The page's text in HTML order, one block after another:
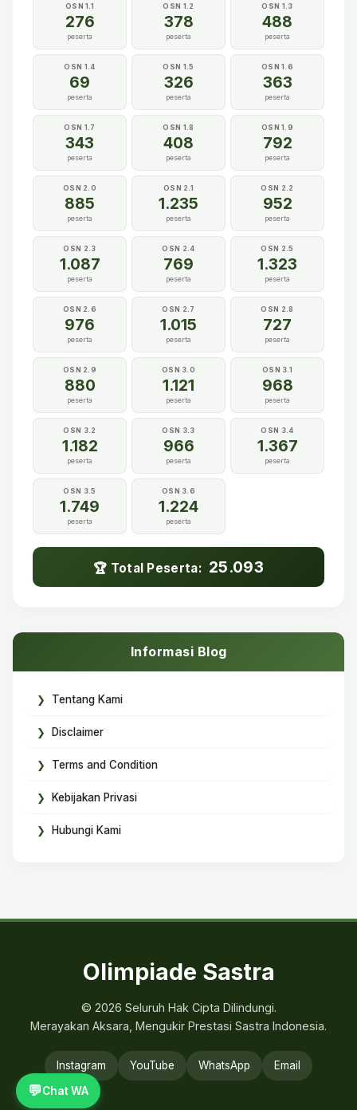
OSN 1.1
276
peserta
OSN 1.2
378
peserta
OSN 1.3
488
peserta
OSN 1.4
69
peserta
OSN 1.5
326
peserta
OSN 1.6
363
peserta
OSN 1.7
343
peserta
OSN 1.8
408
peserta
OSN 1.9
792
peserta
OSN 2.0
885
peserta
OSN 2.1
1.235
peserta
OSN 2.2
952
peserta
OSN 2.3
1.087
peserta
OSN 2.4
769
peserta
OSN 2.5
1.323
peserta
OSN 2.6
976
peserta
OSN 2.7
1.015
peserta
OSN 2.8
727
peserta
OSN 2.9
880
peserta
OSN 3.0
1.121
peserta
OSN 3.1
968
peserta
OSN 3.2
1.182
peserta
OSN 3.3
966
peserta
OSN 3.4
1.367
peserta
OSN 3.5
1.749
peserta
OSN 3.6
1.224
peserta
🏆 Total Peserta: 25.093
Informasi Blog
Tentang Kami
Disclaimer
Terms and Condition
Kebijakan Privasi
Hubungi Kami
Olimpiade Sastra
© 2026 Seluruh Hak Cipta Dilindungi.
Merayakan Aksara, Mengukir Prestasi Sastra Indonesia.
Instagram YouTube WhatsApp Email
💬Chat WA